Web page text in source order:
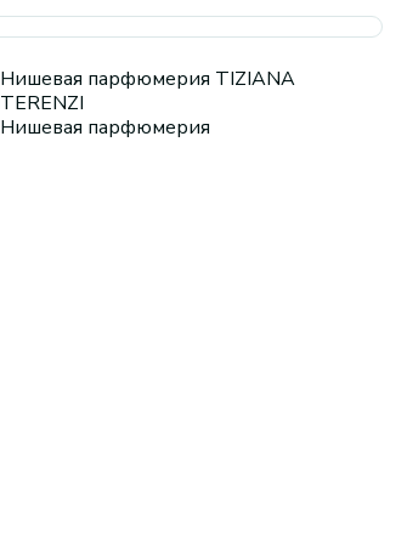
Нишевая парфюмерия TIZIANA
TERENZI
Нишевая парфюмерия